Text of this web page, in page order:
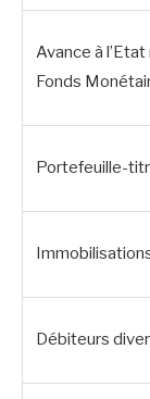
Avance à
Fonds
Portefeuille-
Débiteurs